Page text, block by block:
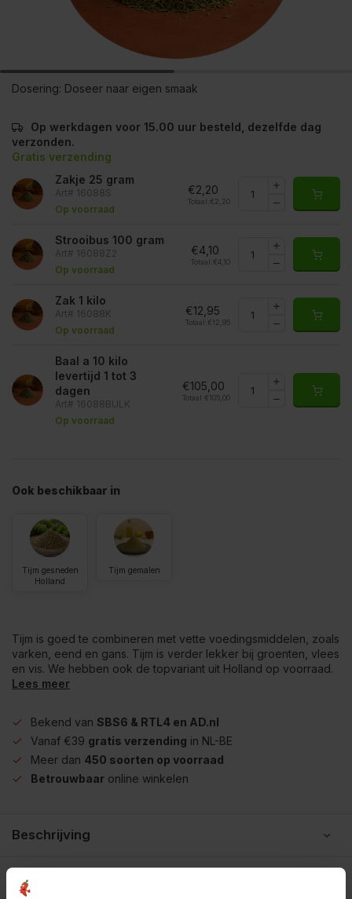
Dosering: Doseer naar eigen smaak
Op werkdagen voor 15.00 uur besteld, dezelfde dag
verzonden.
Gratis verzending
Zakje 25 gram
Art# 16088S
Op voorraad
€2,20
Totaal: €2,20
Strooibus 100 gram
Art# 16088Z2
Op voorraad
€4,10
Totaal: €4,10
Zak 1 kilo
Art# 16088K
Op voorraad
€12,95
Totaal: €12,95
Baal a 10 kilo
levertijd 1 tot 3
dagen
Art# 16088BULK
Op voorraad
€105,00
Totaal: €105,00
Ook beschikbaar in
Tijm gesneden
Holland
Tijm gemalen
Tijm is goed te combineren met vette voedingsmiddelen, zoals
varken, eend en gans. Tijm is verder lekker bij groenten, vlees
en vis. We hebben ook de topvariant uit Holland op voorraad.
Lees meer
Bekend van SBS6 & RTL4 en AD.nl
Vanaf €39 gratis verzending in NL-BE
Meer dan 450 soorten op voorraad
Betrouwbaar online winkelen
Beschrijving
Reviews